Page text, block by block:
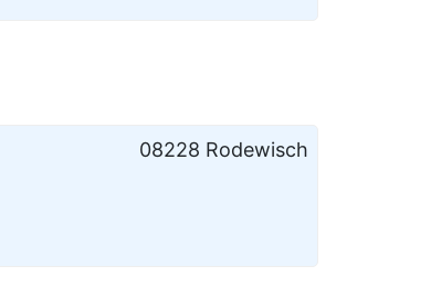
08228 Rodewisch